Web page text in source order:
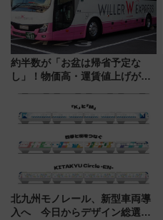
約半数が「お盆は帰省予定な
し」！物価高・運賃値上げが財
りたいけど……【WILLER お盆
帰省動向調査】
北九州モノレール、新型車両導
入へ 今日からデザイン総選挙